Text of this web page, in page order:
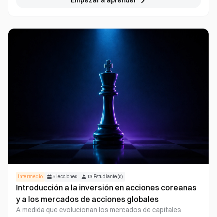
extienden más allá de la inversión y el trading, penetrando
los pagos cripto y mostrará cómo los activos digitales se
están integrando de forma progresiva en la economía real.
A través de análisis de redes de pago, tarjetas de pago y
casos de uso concretos, te ayuda a comprender la lógica
clave y las tendencias futuras del ecosistema de pagos
Intermedio 5 lecciones 13 Estudiante(s)
Introducción a la inversión en acciones coreanas
y a los mercados de acciones globales
A medida que evolucionan los mercados de capitales